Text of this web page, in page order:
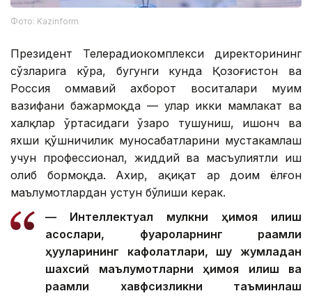
Президент Телерадиокомплекси директорининг
сўзларига кўра, бугунги кунда Қозоғистон ва
Россия оммавий ахборот воситалари муҳим
вазифани бажармоқда — улар икки мамлакат ва
халқлар ўртасидаги ўзаро тушуниш, ишонч ва
яхши қўшничилик муносабатларини мустаҳкамлаш
учун профессионал, жиддий ва масъулиятли иш
олиб бормоқда. Ахир, ҳақиқат ҳар доим ёлғон
маълумотлардан устун бўлиши керак.
— Интеллектуал мулкни ҳимоя қилиш
асослари, фуқароларнинг рақамли
ҳуқуқларининг кафолатлари, шу жумладан
шахсий маълумотларни ҳимоя қилиш ва